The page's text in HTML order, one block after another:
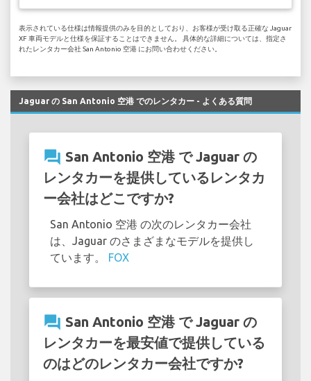
表示されている仕様は情報提供のみを目的としており、お客様が受け取る正確な Jaguar
XF 車両モデルと仕様を保証することはできません。 具体的な詳細については、指定さ
れたレンタカー会社 San Antonio 空港 にお問い合わせください。
Jaguar の San Antonio 空港 でのレンタカー - よくある質問
question_answer San Antonio 空港 で Jaguar の
レンタカーを提供しているレンタカ
ー会社はどこですか?
San Antonio 空港 の次のレンタカー会社
は、Jaguar のさまざまなモデルを提供し
ています。 FOX
question_answer San Antonio 空港 で Jaguar の
レンタカーを最安値で提供している
のはどのレンタカー会社ですか?